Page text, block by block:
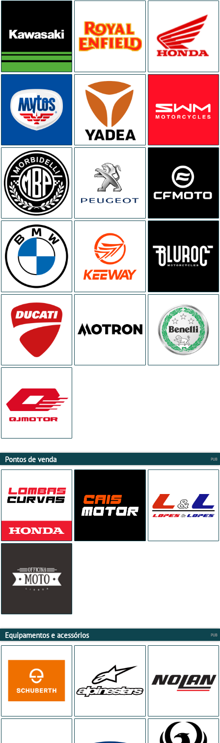
Pontos de venda
Equipamentos e acessórios